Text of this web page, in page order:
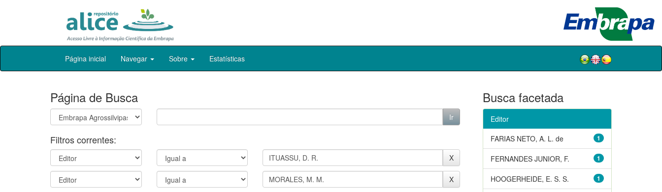
Skip
Página inicial Navegar Sobre Estatísticas
Página de Busca
Filtros correntes:
Busca facetada
Editor
1
FARIAS NETO, A. L. de
1
FERNANDES JUNIOR, F.
1
HOOGERHEIDE, E. S. S.